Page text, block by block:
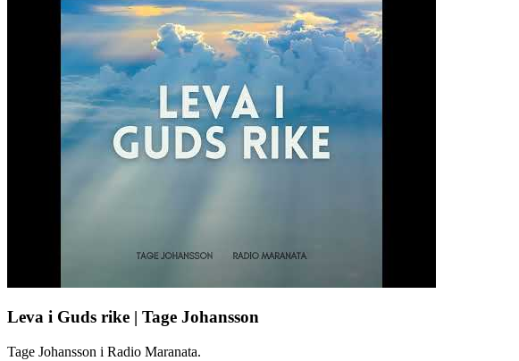
Leva i Guds rike | Tage Johansson
Tage Johansson i Radio Maranata.